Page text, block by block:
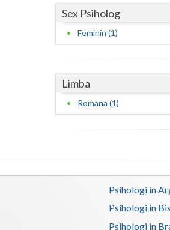
Olt
Salaj
Sex Psiholog
Feminin (1)
Limba
Romana (1)
Psihologi in
Psihologi in
Psihologi in